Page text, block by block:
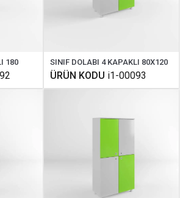
180 SINIF DOLABI 4 KAPAKLI 80X120
ÜRÜN KODU i1-00093